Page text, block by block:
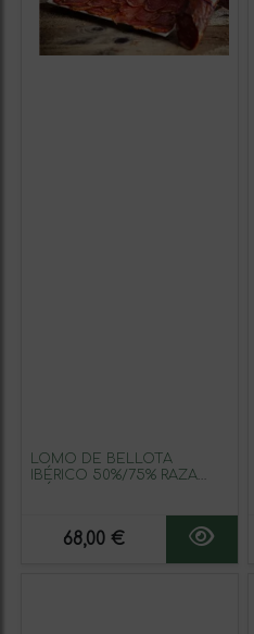
LOMO DE BELLOTA
IBÉRICO 50%/75% RAZA
68,00 €